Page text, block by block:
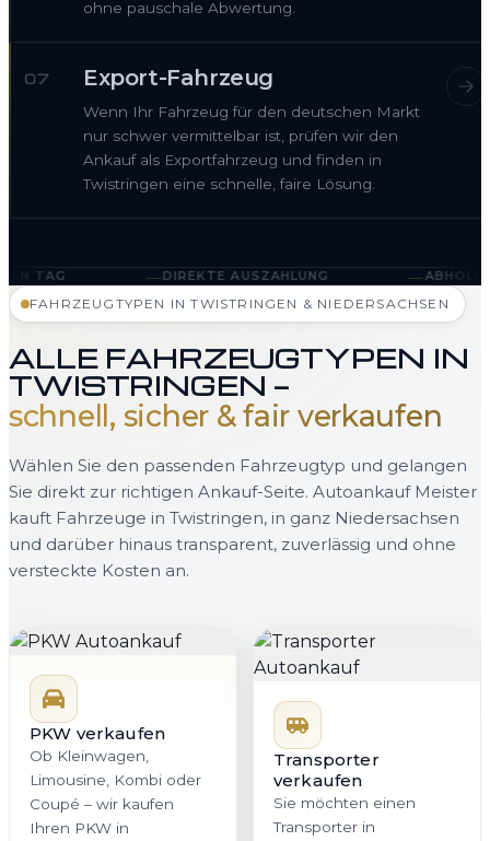
ohne pauschale Abwertung.
07 Export-Fahrzeug
Wenn Ihr Fahrzeug für den deutschen Markt
nur schwer vermittelbar ist, prüfen wir den
Ankauf als Exportfahrzeug und finden in
Twistringen eine schnelle, faire Lösung.
—DIREKTE AUSZAHLUNG —ABHOLUNG IN
FAHRZEUGTYPEN IN TWISTRINGEN & NIEDERSACHSEN
ALLE FAHRZEUGTYPEN IN
TWISTRINGEN —
schnell, sicher & fair verkaufen
Wählen Sie den passenden Fahrzeugtyp und gelangen
Sie direkt zur richtigen Ankauf-Seite. Autoankauf Meister
kauft Fahrzeuge in Twistringen, in ganz Niedersachsen
und darüber hinaus transparent, zuverlässig und ohne
versteckte Kosten an.
PKW verkaufen
Ob Kleinwagen,
Limousine, Kombi oder
Coupé – wir kaufen
Ihren PKW in
Transporter
verkaufen
Sie möchten einen
Transporter in